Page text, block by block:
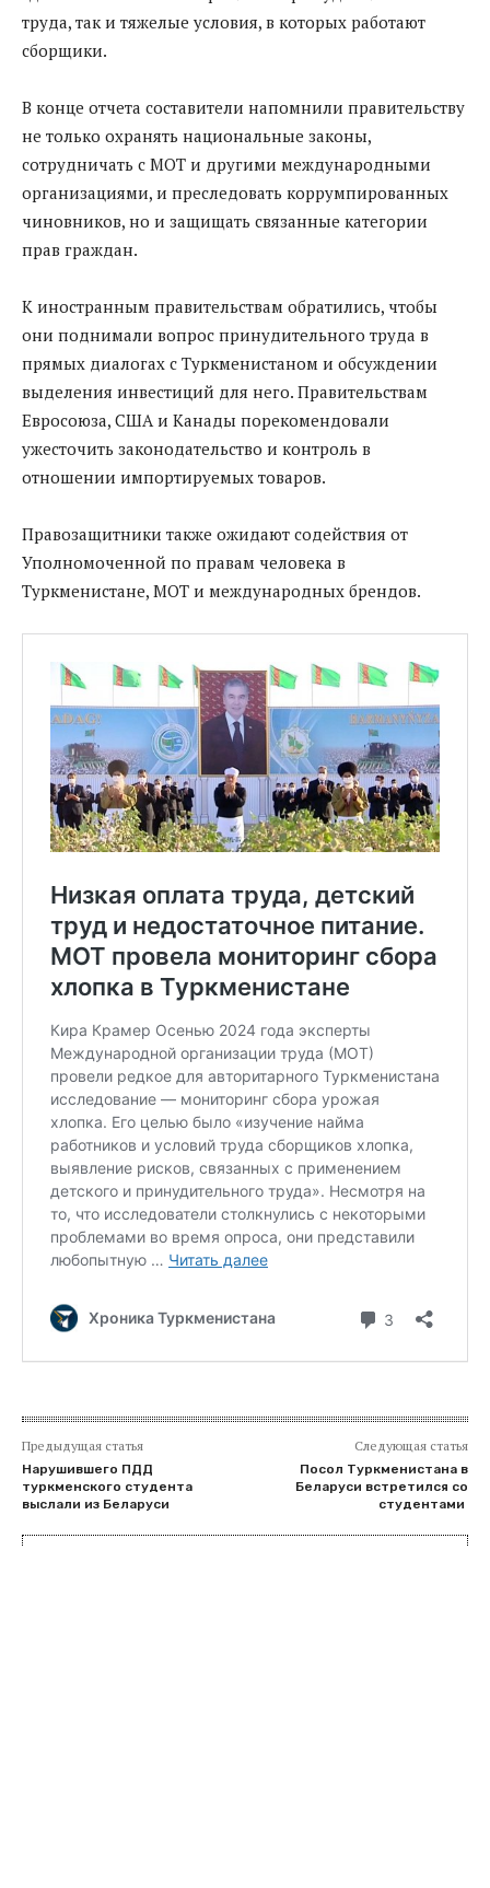
труда, так и тяжелые условия, в которых работают
сборщики.
В конце отчета составители напомнили правительству
не только охранять национальные законы,
сотрудничать с МОТ и другими международными
организациями, и преследовать коррумпированных
чиновников, но и защищать связанные категории
прав граждан.
К иностранным правительствам обратились, чтобы
они поднимали вопрос принудительного труда в
прямых диалогах с Туркменистаном и обсуждении
выделения инвестиций для него. Правительствам
Евросоюза, США и Канады порекомендовали
ужесточить законодательство и контроль в
отношении импортируемых товаров.
Правозащитники также ожидают содействия от
Уполномоченной по правам человека в
Туркменистане, МОТ и международных брендов.
Предыдущая статья
Нарушившего ПДД
туркменского студента
выслали из Беларуси
Следующая статья
Посол Туркменистана в
Беларуси встретился со
студентами